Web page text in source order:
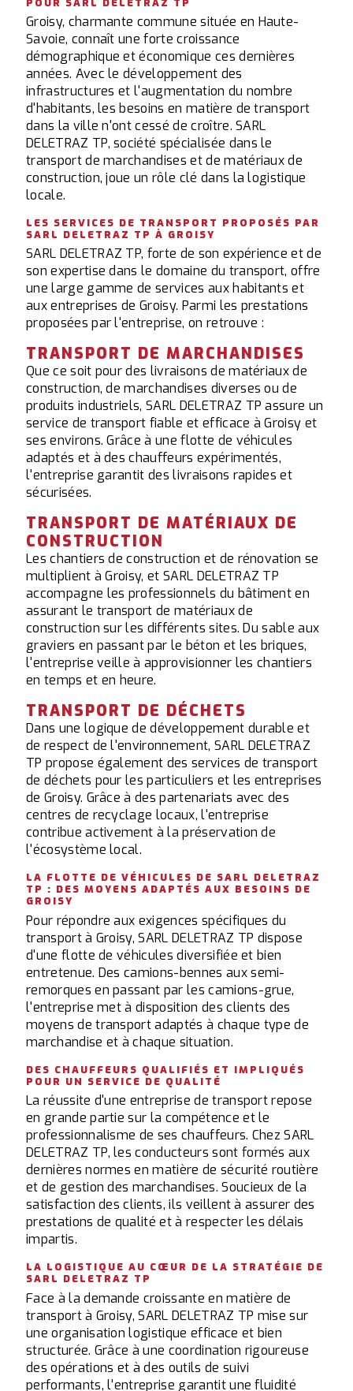
Groisy, charmante commune située en Haute-
Savoie, connaît une forte croissance
démographique et économique ces dernières
années. Avec le développement des
infrastructures et l'augmentation du nombre
d'habitants, les besoins en matière de transport
dans la ville n'ont cessé de croître. SARL
DELETRAZ TP, société spécialisée dans le
transport de marchandises et de matériaux de
construction, joue un rôle clé dans la logistique
locale.
LES SERVICES DE TRANSPORT PROPOSÉS PAR
SARL DELETRAZ TP À GROISY
SARL DELETRAZ TP, forte de son expérience et de
son expertise dans le domaine du transport, offre
une large gamme de services aux habitants et
aux entreprises de Groisy. Parmi les prestations
proposées par l'entreprise, on retrouve :
TRANSPORT DE MARCHANDISES
Que ce soit pour des livraisons de matériaux de
construction, de marchandises diverses ou de
produits industriels, SARL DELETRAZ TP assure un
service de transport fiable et efficace à Groisy et
ses environs. Grâce à une flotte de véhicules
adaptés et à des chauffeurs expérimentés,
l'entreprise garantit des livraisons rapides et
sécurisées.
TRANSPORT DE MATÉRIAUX DE
CONSTRUCTION
Les chantiers de construction et de rénovation se
multiplient à Groisy, et SARL DELETRAZ TP
accompagne les professionnels du bâtiment en
assurant le transport de matériaux de
construction sur les différents sites. Du sable aux
graviers en passant par le béton et les briques,
l'entreprise veille à approvisionner les chantiers
en temps et en heure.
TRANSPORT DE DÉCHETS
Dans une logique de développement durable et
de respect de l'environnement, SARL DELETRAZ
TP propose également des services de transport
de déchets pour les particuliers et les entreprises
de Groisy. Grâce à des partenariats avec des
centres de recyclage locaux, l'entreprise
contribue activement à la préservation de
l'écosystème local.
LA FLOTTE DE VÉHICULES DE SARL DELETRAZ
TP : DES MOYENS ADAPTÉS AUX BESOINS DE
GROISY
Pour répondre aux exigences spécifiques du
transport à Groisy, SARL DELETRAZ TP dispose
d'une flotte de véhicules diversifiée et bien
entretenue. Des camions-bennes aux semi-
remorques en passant par les camions-grue,
l'entreprise met à disposition des clients des
moyens de transport adaptés à chaque type de
marchandise et à chaque situation.
DES CHAUFFEURS QUALIFIÉS ET IMPLIQUÉS
POUR UN SERVICE DE QUALITÉ
La réussite d'une entreprise de transport repose
en grande partie sur la compétence et le
professionnalisme de ses chauffeurs. Chez SARL
DELETRAZ TP, les conducteurs sont formés aux
dernières normes en matière de sécurité routière
et de gestion des marchandises. Soucieux de la
satisfaction des clients, ils veillent à assurer des
prestations de qualité et à respecter les délais
impartis.
LA LOGISTIQUE AU CŒUR DE LA STRATÉGIE DE
SARL DELETRAZ TP
Face à la demande croissante en matière de
transport à Groisy, SARL DELETRAZ TP mise sur
une organisation logistique efficace et bien
structurée. Grâce à une coordination rigoureuse
des opérations et à des outils de suivi
performants, l'entreprise garantit une fluidité